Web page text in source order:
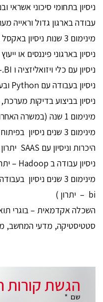
ניסיון בתחומי סיכוני אשראי
עבודה בארגון גדול וראייה
מינימום 3 שנות ניסיון באקסל ברמה גבוהה וב office – חובה
ניסיון בארגוני פיננסים או ייעוץ Data – יתרון משמעותי
ניסיון עם כלי ויזואליזציה ו BI.- יתרון
ניסיון בעבודה עם Python ובעולמות אוטומציה – יתרון
ניסיון בביצוע בדיקות
מינימום 1 שנה (במשרה האחרונה) עם tableau – יתרון
מינימום 3 שנים ניסיון בפיתוח Dashboard – יתרון
היכרות וניסיון עם SAAS יתרון
ניסיון עבודה ב Hadoop – יתרון
bi – יתרון )
השכלה אקדמאית – בוגרי
סטטיסטיקה, מדעי המחשב,
הגשת קורות
שם